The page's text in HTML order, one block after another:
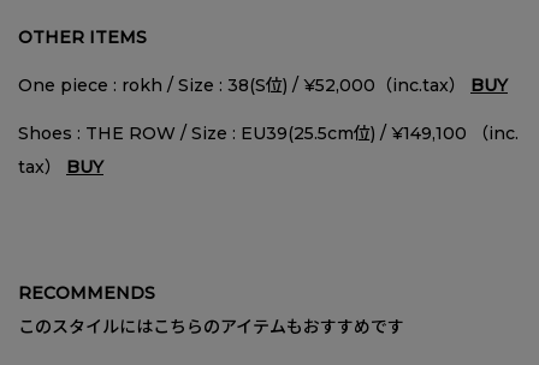
OTHER ITEMS
One piece : rokh / Size : 38(S位) / ¥52,000（inc.tax） BUY
Shoes : THE ROW / Size : EU39(25.5cm位) / ¥149,100 （inc.
tax） BUY
RECOMMENDS
このスタイルにはこちらのアイテムもおすすめです